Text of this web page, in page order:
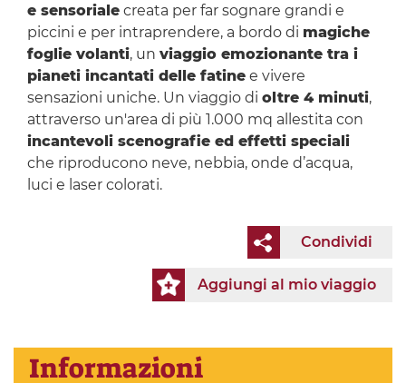
e sensorialecreata per far sognare grandi e
piccini e per intraprendere, a bordo di magiche
foglie volanti, un viaggio emozionante tra i
pianeti incantati delle fatinee vivere
sensazioni uniche. Un viaggio di oltre 4 minuti,
attraverso un'area di più 1.000 mq allestita con
incantevoli scenografie ed effetti speciali
che riproducono neve, nebbia, onde d’acqua,
luci e laser colorati.
Condividi
Aggiungi al mio viaggio
Informazioni